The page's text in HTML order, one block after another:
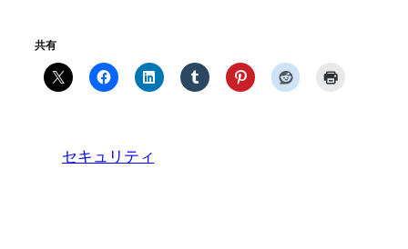
共有
セキュリティ